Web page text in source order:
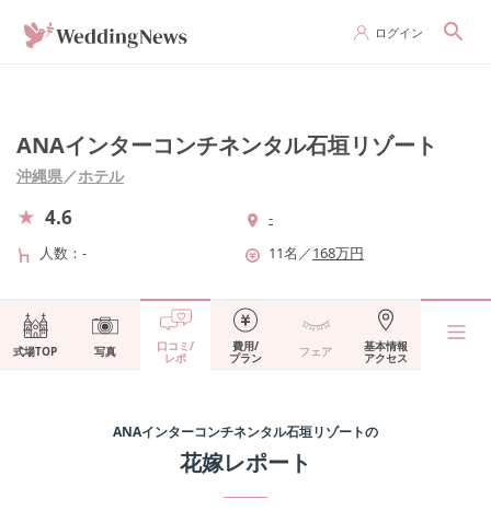
ログイン
ANAインターコンチネンタル石垣リゾート
沖縄県／ホテル
4.6
-
人数
- 11名 ／168万円
式場TOP 写真 口コミ/
レポ
費用/
プラン フェア 基本情報
アクセス
ANAインターコンチネンタル石垣リゾートの
花嫁レポート